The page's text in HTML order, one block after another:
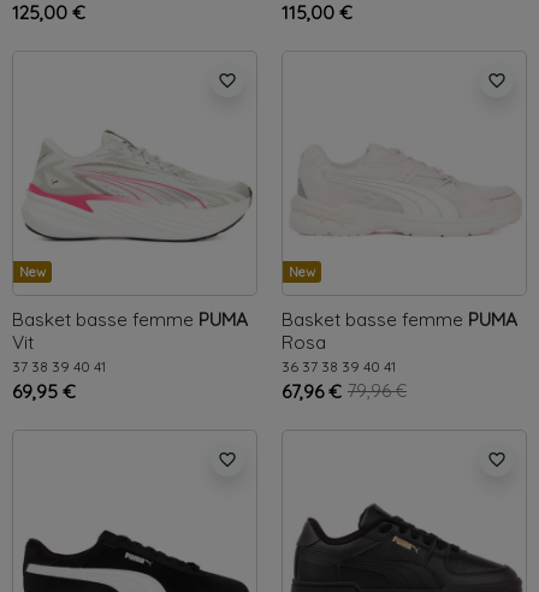
125,00 € 115,00 €
favorite_border
New
Basket basse femme PUMA
Vit
37 38 39 40 41
69,95 €
favorite_border
New
Basket basse femme PUMA
Rosa
36 37 38 39 40 41
67,96 € 79,96 €
favorite_border favorite_border